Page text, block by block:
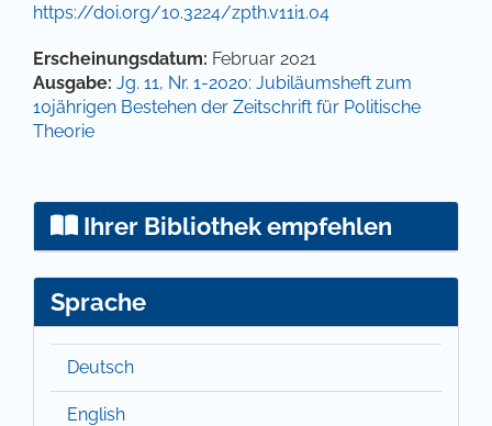
https://doi.org/10.3224/zpth.v11i1.04
Artikel-Details
Erscheinungsdatum: Februar 2021
Ausgabe: Jg. 11, Nr. 1-2020: Jubiläumsheft zum
10jährigen Bestehen der Zeitschrift für Politische
Theorie
Ihrer Bibliothek empfehlen
Sprache
Deutsch
English